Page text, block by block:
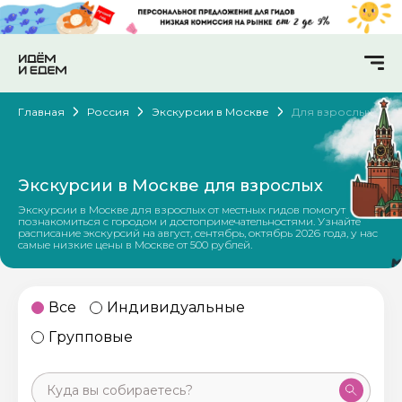
Главная Россия Экскурсии в Москве Для взрослых
Экскурсии в Москве для взрослых
Экскурсии в Москве для взрослых от местных гидов помогут
познакомиться с городом и достопримечательностями. Узнайте
расписание экскурсий на август, сентябрь, октябрь 2026 года, у нас
самые низкие цены в Москве от 500 рублей.
Все
Индивидуальные
Групповые